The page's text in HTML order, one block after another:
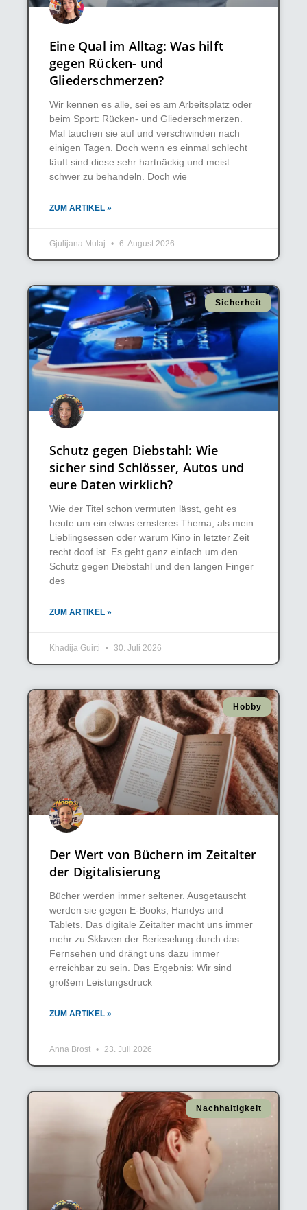
Eine Qual im Alltag: Was hilft
gegen Rücken- und
Gliederschmerzen?
Wir kennen es alle, sei es am Arbeitsplatz oder
beim Sport: Rücken- und Gliederschmerzen.
Mal tauchen sie auf und verschwinden nach
einigen Tagen. Doch wenn es einmal schlecht
läuft sind diese sehr hartnäckig und meist
schwer zu behandeln. Doch wie
ZUM ARTIKEL »
Gjulijana Mulaj 6. August 2026
Sicherheit
Schutz gegen Diebstahl: Wie
sicher sind Schlösser, Autos und
eure Daten wirklich?
Wie der Titel schon vermuten lässt, geht es
heute um ein etwas ernsteres Thema, als mein
Lieblingsessen oder warum Kino in letzter Zeit
recht doof ist. Es geht ganz einfach um den
Schutz gegen Diebstahl und den langen Finger
des
ZUM ARTIKEL »
Khadija Guirti 30. Juli 2026
Hobby
Der Wert von Büchern im Zeitalter
der Digitalisierung
Bücher werden immer seltener. Ausgetauscht
werden sie gegen E-Books, Handys und
Tablets. Das digitale Zeitalter macht uns immer
mehr zu Sklaven der Berieselung durch das
Fernsehen und drängt uns dazu immer
erreichbar zu sein. Das Ergebnis: Wir sind
großem Leistungsdruck
ZUM ARTIKEL »
Anna Brost 23. Juli 2026
Nachhaltigkeit